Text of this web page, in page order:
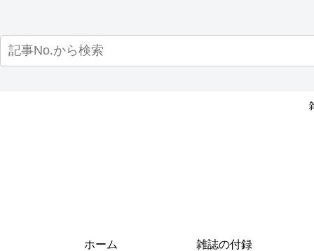
ホーム 雑誌の付録